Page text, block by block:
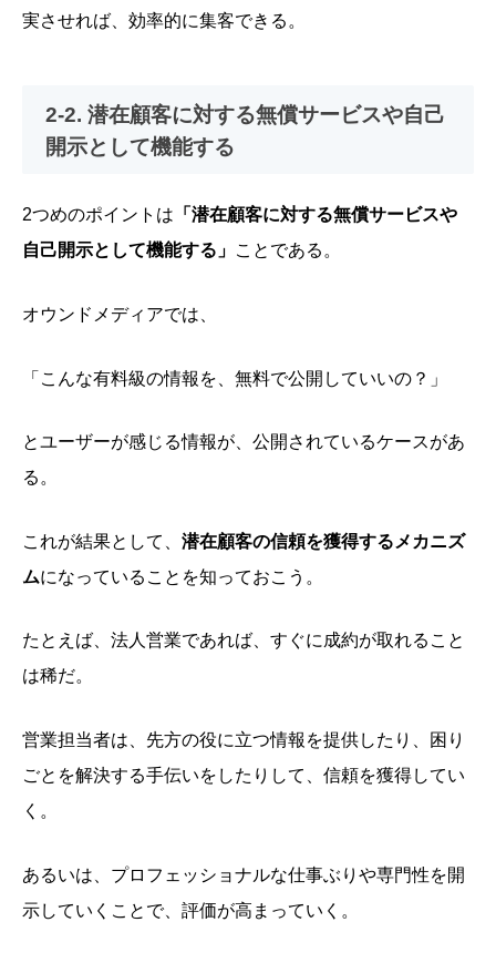
実させれば、効率的に集客できる。
2-2. 潜在顧客に対する無償サービスや自己
開示として機能する
2つめのポイントは 「潜在顧客に対する無償サービスや
自己開示として機能する」 ことである。
オウンドメディアでは、
「こんな有料級の情報を、無料で公開していいの？」
とユーザーが感じる情報が、公開されているケースがあ
る。
これが結果として、 潜在顧客の信頼を獲得するメカニズ
ムになっていることを知っておこう。
たとえば、法人営業であれば、すぐに成約が取れること
は稀だ。
営業担当者は、先方の役に立つ情報を提供したり、困り
ごとを解決する手伝いをしたりして、信頼を獲得してい
く。
あるいは、プロフェッショナルな仕事ぶりや専門性を開
示していくことで、評価が高まっていく。